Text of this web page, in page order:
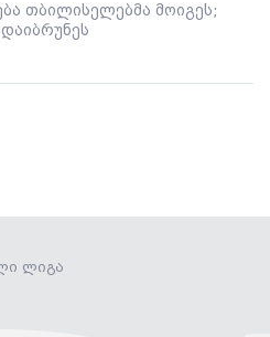
თბილისელებმა მოიგეს;
ლიგა